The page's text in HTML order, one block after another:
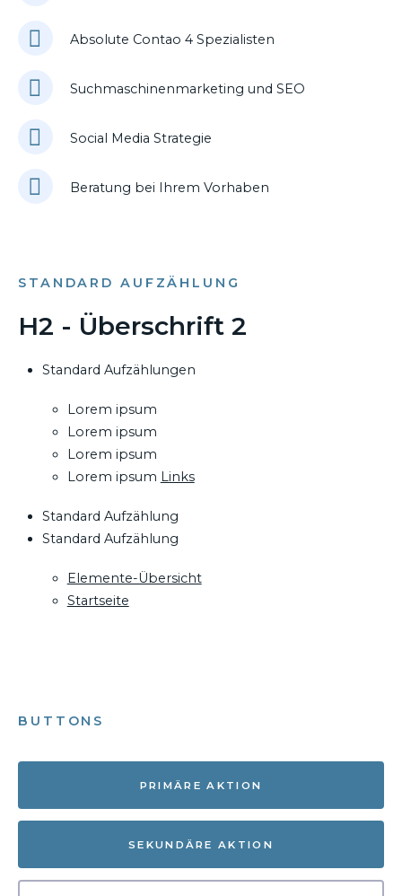
Absolute Contao 4 Spezialisten
Suchmaschinenmarketing und SEO
Social Media Strategie
Beratung bei Ihrem Vorhaben
STANDARD AUFZÄHLUNG
H2 - Überschrift 2
Standard Aufzählungen
Lorem ipsum
Lorem ipsum
Lorem ipsum
Lorem ipsum Links
Standard Aufzählung
Standard Aufzählung
Elemente-Übersicht
Startseite
BUTTONS
PRIMÄRE AKTION
SEKUNDÄRE AKTION